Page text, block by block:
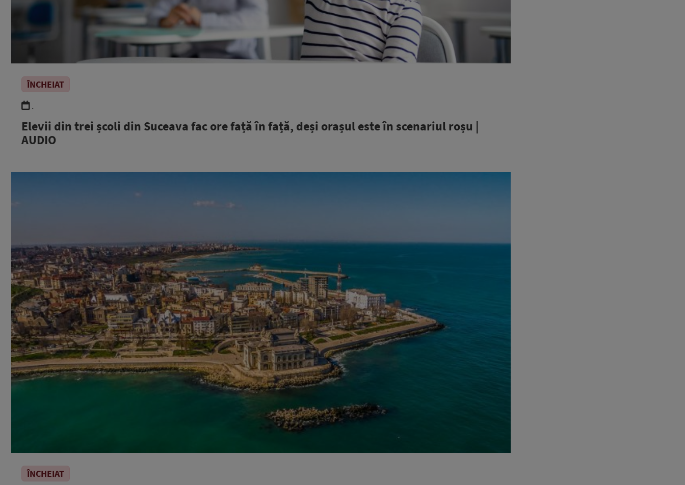
ÎNCHEIAT
.
Elevii din trei școli din Suceava fac ore față în față, deși orașul este în scenariul roșu |
AUDIO
ÎNCHEIAT